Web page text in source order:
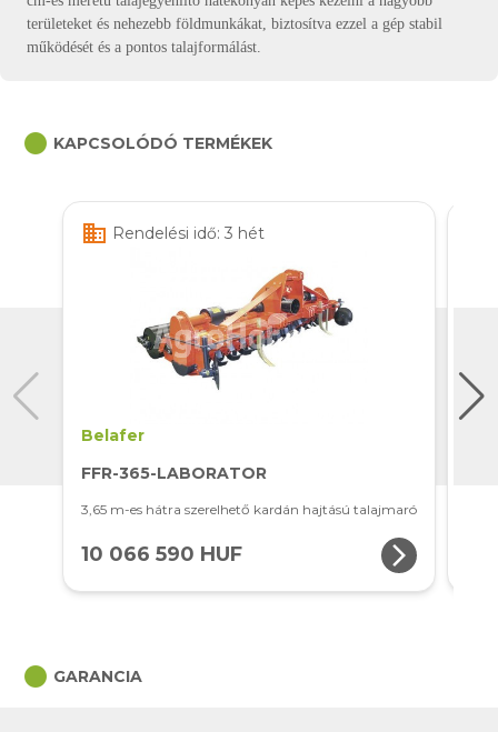
területeket és nehezebb földmunkákat, biztosítva ezzel a gép stabil
működését és a pontos talajformálást.
circle KAPCSOLÓDÓ TERMÉKEK
business Rendelési idő: 3 hét
Belafer
FFR-365-LABORATOR
3,65 m-es hátra szerelhető kardán hajtású talajmaró
10 066 590 HUF arrow_forward_ios
circle GARANCIA